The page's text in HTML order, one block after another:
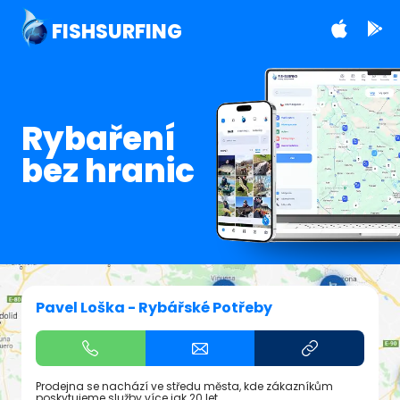
FISHSURFING
Rybaření
bez hranic
Pavel Loška - Rybářské Potřeby
Prodejna se nachází ve středu města, kde zákazníkům